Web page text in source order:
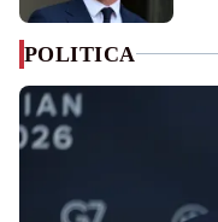
POLITICA